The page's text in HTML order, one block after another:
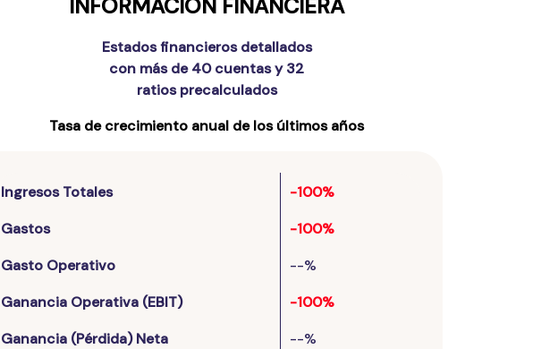
INFORMACIÓN FINANCIERA
Estados financieros detallados
con más de 40 cuentas y 32
ratios precalculados
Tasa de crecimiento anual de los últimos años
Ingresos Totales
-100%
Gastos
-100%
Gasto Operativo
--%
Ganancia Operativa (EBIT)
-100%
Ganancia (Pérdida) Neta
--%